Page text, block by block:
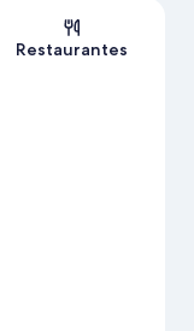
Restaurantes